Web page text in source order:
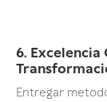
6.
Entregar